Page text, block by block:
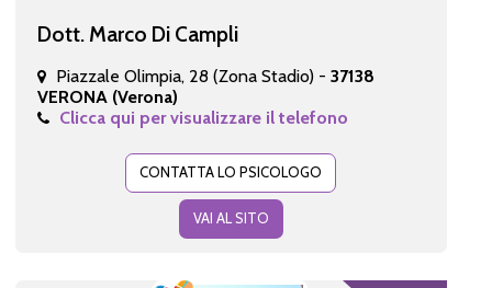
Dott. Marco Di Campli
Piazzale Olimpia, 28 (Zona Stadio) - 37138
VERONA (Verona)
Clicca qui per visualizzare il telefono
CONTATTA LO PSICOLOGO
VAI AL SITO